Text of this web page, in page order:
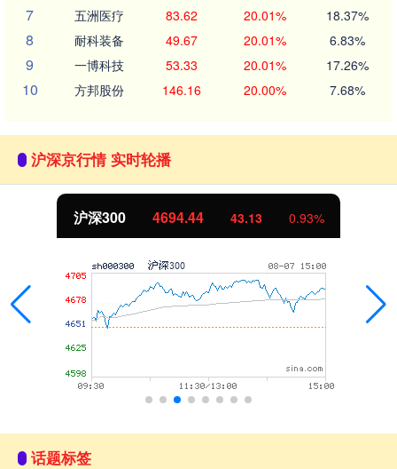
7 五洲医疗 83.62 20.01% 18.37%
8 耐科装备 49.67 20.01% 6.83%
9 一博科技 53.33 20.01% 17.26%
10 方邦股份 146.16 20.00% 7.68%
沪深京行情 实时轮播
沪深300 4694.44 43.13 0.93%
话题标签